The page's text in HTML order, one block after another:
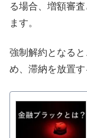
る場合、増額審
ます。
強制解約となる
め、滞納を放置す